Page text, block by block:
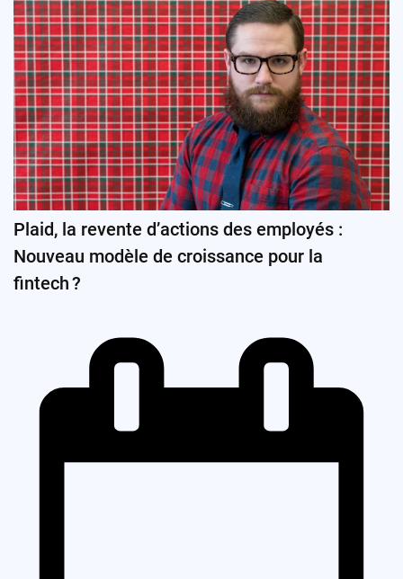
Plaid, la revente d’actions des employés :
Nouveau modèle de croissance pour la
fintech ?